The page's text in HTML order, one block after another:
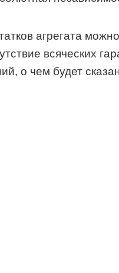
агрегата
всяческих
о чем будет